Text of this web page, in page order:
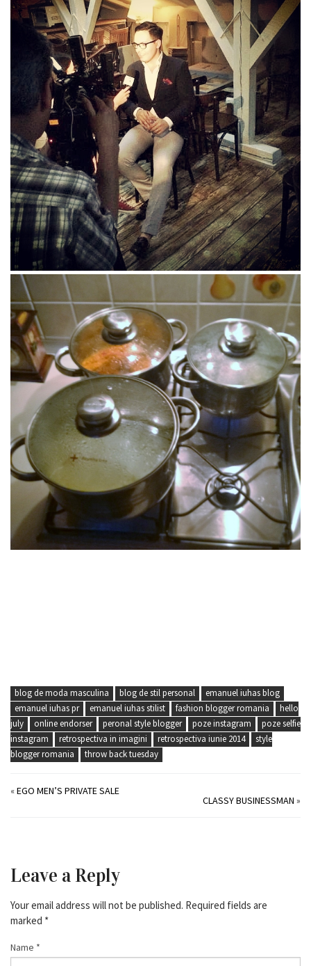
blog de moda masculina blog de stil personal
emanuel iuhas blog
emanuel iuhas pr
emanuel iuhas stilist fashion blogger romania
hello
july
online endorser peronal style blogger poze instagram
poze selfie
instagram
retrospectiva in imagini retrospectiva iunie 2014
style
blogger romania
throw back tuesday
«EGO MEN’S PRIVATE SALE
CLASSY BUSINESSMAN »
Leave a Reply
Your email address will not be published. Required fields are
marked *
Name *